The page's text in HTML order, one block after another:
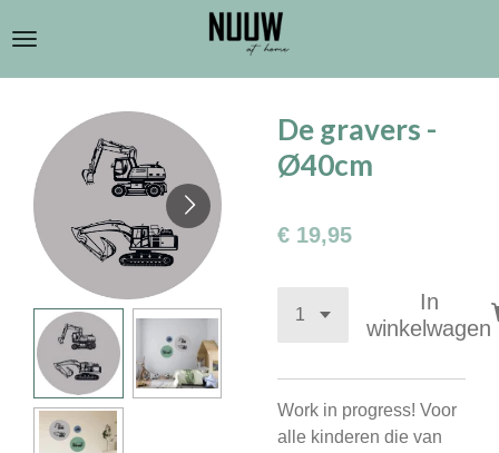
direct
naar
hoofdinhoud
De gravers -
Ø40cm
€ 19,95
In
winkelwagen
Work in progress! Voor
alle kinderen die van